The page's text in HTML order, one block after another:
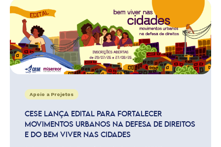
Apoio a Projetos
CESE LANÇA EDITAL PARA FORTALECER
MOVIMENTOS URBANOS NA DEFESA DE DIREITOS
E DO BEM VIVER NAS CIDADES